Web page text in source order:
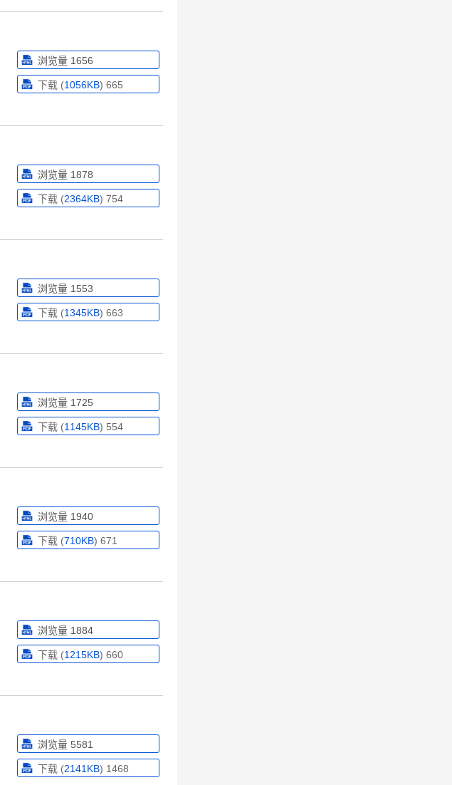
浏览量 1656
下载 (1056KB) 665
浏览量 1878
下载 (2364KB) 754
浏览量 1553
下载 (1345KB) 663
浏览量 1725
下载 (1145KB) 554
浏览量 1940
下载 (710KB) 671
浏览量 1884
下载 (1215KB) 660
浏览量 5581
下载 (2141KB) 1468